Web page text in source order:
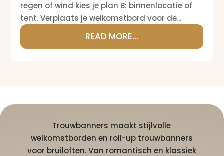
regen of wind kies je plan B: binnenlocatie of
tent. Verplaats je welkomstbord voor de...
READ MORE...
Trouwbanners maakt stijlvolle
welkomstborden en roll-up trouwbanners
voor bruiloften. Van romantisch en klassiek